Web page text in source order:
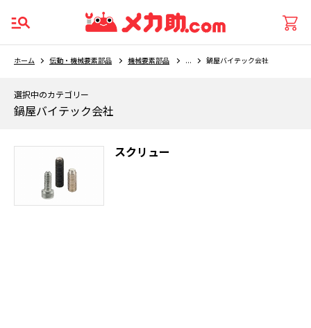
ホーム 伝動・機械要素部品 機械要素部品 ... 鍋屋バイテック会社
選択中のカテゴリー
鍋屋バイテック会社
スクリュー